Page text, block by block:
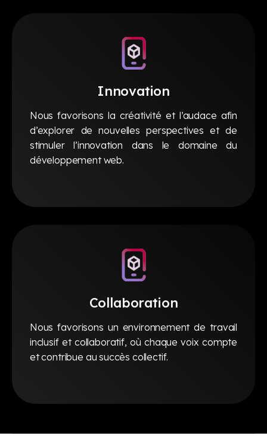
Innovation
Nous favorisons la créativité et l’audace afin
d’explorer de nouvelles perspectives et de
stimuler l’innovation dans le domaine du
développement web.
Collaboration
Nous favorisons un environnement de travail
inclusif et collaboratif, où chaque voix compte
et contribue au succès collectif.